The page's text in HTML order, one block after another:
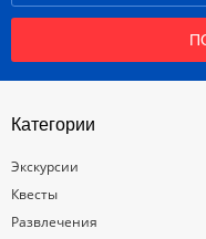
Категории
Экскурсии
Квесты
Развлечения